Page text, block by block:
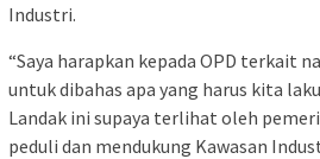
Industri.
“Saya harapkan kepada OPD terkait
untuk dibahas apa yang harus kita
Landak ini supaya terlihat oleh
peduli dan mendukung Kawasan